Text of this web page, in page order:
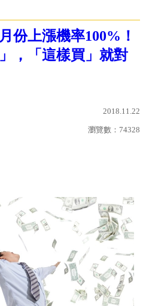
份上漲機率100%！
，「這樣買」就對
2018.11.22
瀏覽數： 74328